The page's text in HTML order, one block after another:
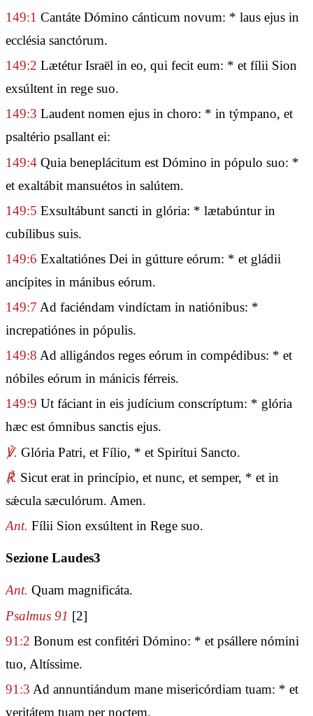
149:1 Cantáte Dómino cánticum novum: * laus ejus in
ecclésia sanctórum.
149:2 Lætétur Israël in eo, qui fecit eum: * et fílii Sion
exsúltent in rege suo.
149:3 Laudent nomen ejus in choro: * in týmpano, et
psaltério psallant ei:
149:4 Quia beneplácitum est Dómino in pópulo suo: *
et exaltábit mansuétos in salútem.
149:5 Exsultábunt sancti in glória: * lætabúntur in
cubílibus suis.
149:6 Exaltatiónes Dei in gútture eórum: * et gládii
ancípites in mánibus eórum.
149:7 Ad faciéndam vindíctam in natiónibus: *
increpatiónes in pópulis.
149:8 Ad alligándos reges eórum in compédibus: * et
nóbiles eórum in mánicis férreis.
149:9 Ut fáciant in eis judícium conscríptum: * glória
hæc est ómnibus sanctis ejus.
℣. Glória Patri, et Fílio, * et Spirítui Sancto.
℟. Sicut erat in princípio, et nunc, et semper, * et in
sǽcula sæculórum. Amen.
Ant. Fílii Sion exsúltent in Rege suo.
Sezione Laudes3
Ant. Quam magnificáta.
Psalmus 91 [2]
91:2 Bonum est confitéri Dómino: * et psállere nómini
tuo, Altíssime.
91:3 Ad annuntiándum mane misericórdiam tuam: * et
veritátem tuam per noctem.